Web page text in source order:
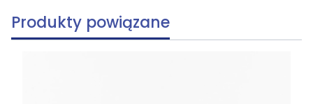
Produkty powiązane